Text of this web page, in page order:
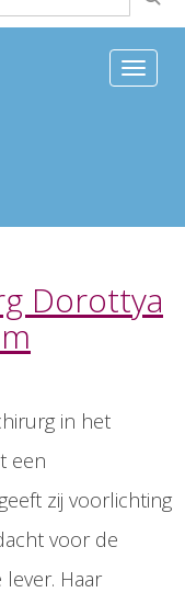
Toggle
Dorottya
in het
een
zij voorlichting
voor de
Haar